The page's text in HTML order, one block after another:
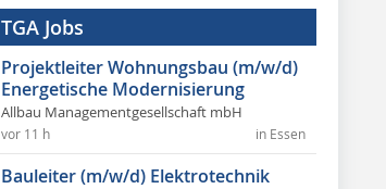
TGA Jobs
Projektleiter Wohnungsbau (m/w/d)
Energetische Modernisierung
Allbau Managementgesellschaft mbH
in Essen
vor 11 h
Bauleiter (m/w/d) Elektrotechnik